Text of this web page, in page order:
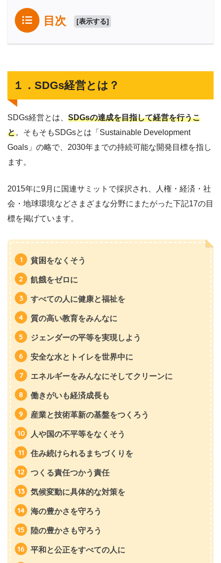
目次 [表示する]
１．SDGs経営とは？
SDGs経営とは、 SDGsの達成を目指して経営を行うこ
と。そもそもSDGsとは「Sustainable Development
Goals」の略で、2030年までの持続可能な開発目標を指し
ます。
2015年に9月に国連サミットで採択され、人権・経済・社
会・地球環境などさまざまな分野にまたがった下記17の目
標を掲げています。
貧困をなくそう
飢餓をゼロに
すべての人に健康と福祉を
質の高い教育をみんなに
ジェンダーの平等を実現しよう
安全な水とトイレを世界中に
エネルギーをみんなにそしてクリーンに
働きがいも経済成長も
産業と技術革新の基盤をつくろう
人や国の不平等をなくそう
住み続けられるまちづくりを
つくる責任つかう責任
気候変動に具体的な対策を
海の豊かさを守ろう
陸の豊かさも守ろう
平和と公正をすべての人に